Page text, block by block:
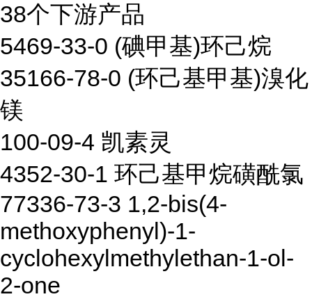
38个下游产品
5469-33-0 (碘甲基)环己烷
35166-78-0 (环己基甲基)溴化
镁
100-09-4 凯素灵
4352-30-1 环己基甲烷磺酰氯
77336-73-3 1,2-bis(4-
methoxyphenyl)-1-
cyclohexylmethylethan-1-ol-
2-one